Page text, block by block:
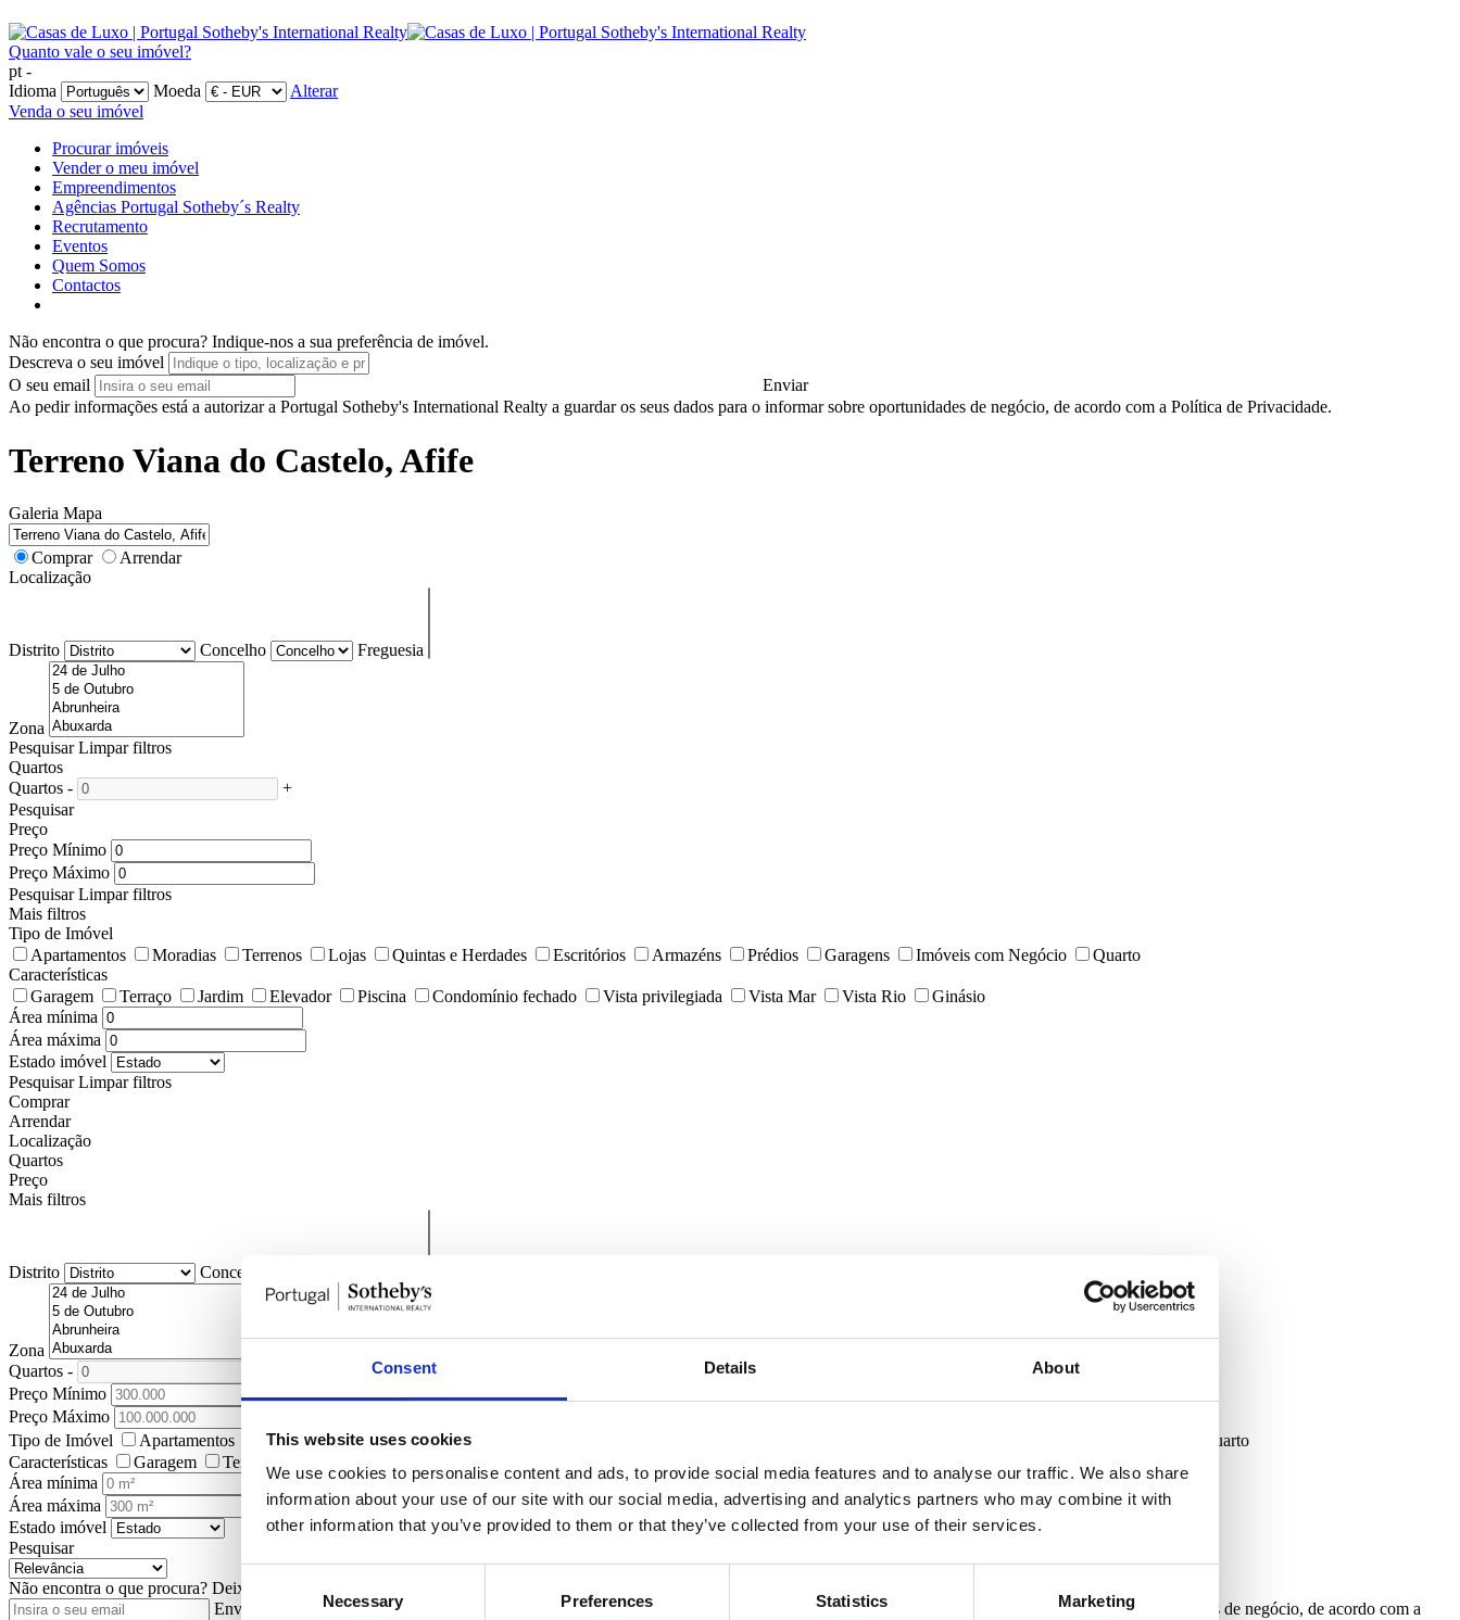
Consent Details About
This website uses cookies
We use cookies to personalise content and ads, to provide social media features and to analyse our traffic. We also share
information about your use of our site with our social media, advertising and analytics partners who may combine it with
other information that you’ve provided to them or that they’ve collected from your use of their services.
Selection
Necessary Preferences Statistics Marketing
Quanto vale o seu imóvel?
pt -
Idioma
Moeda
Alterar
Venda o seu imóvel
Procurar imóveis
Vender o meu imóvel
Empreendimentos
Agências Portugal Sotheby´s Realty
Recrutamento
Eventos
Quem Somos
Contactos
Não encontra o que procura? Indique-nos a sua preferência de imóvel.
Descreva o seu imóvel
O seu email
Enviar
Ao pedir informações está a autorizar a Portugal Sotheby's International Realty a guardar os seus dados para o informar sobre oportunidades de negócio, de acordo com a Política de Privacidade.
Terreno Viana do Castelo, Afife
Galeria Mapa
Comprar
Arrendar
Localização
Distrito Concelho Freguesia
Zona
Pesquisar Limpar filtros
Quartos
Quartos -
+
Pesquisar
Preço
Preço Mínimo
Preço Máximo
Pesquisar Limpar filtros
Mais filtros
Tipo de Imóvel
Apartamentos
Moradias Terrenos Lojas Quintas e Herdades Escritórios Armazéns Prédios Garagens Imóveis com Negócio
Quarto
Características
Garagem
Terraço Jardim Elevador Piscina Condomínio fechado Vista privilegiada Vista Mar Vista Rio
Ginásio
Área mínima
Área máxima
Estado imóvel
Pesquisar Limpar filtros
Comprar
Arrendar
Localização
Quartos
Preço
Mais filtros
Distrito Concelho
Zona
Quartos -
Preço Mínimo
Preço Máximo
Tipo de Imóvel
Apartamentos Moradias Terrenos Lojas
Quarto
Características
Garagem Terraço
Área mínima
Área máxima
Estado imóvel
Pesquisar
Não encontra o que procura? Deixe-nos o seu e-mail para receber novos imóveis relacionados com a sua pesquisa.
Enviar
Ao pedir informações está a autorizar a Portugal Sotheby's International Realty a guardar os seus dados para o informar sobre oportunidades de negócio, de acordo com a